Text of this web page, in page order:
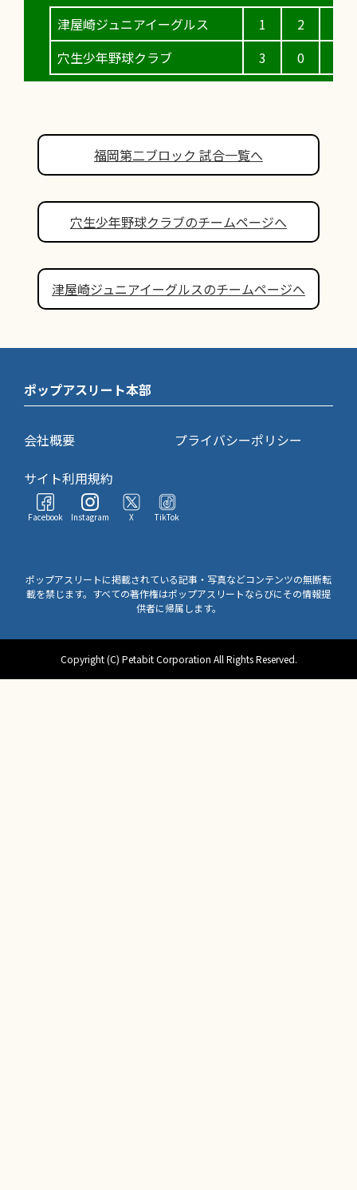
津屋崎ジュニアイーグルス
穴生少年野球クラブ
1
3
2
0
福岡第二ブロック 試合一覧へ
穴生少年野球クラブのチームページへ
津屋崎ジュニアイーグルスのチームページへ
ポップアスリート本部
会社概要
プライバシーポリシー
サイト利用規約
Facebook Instagram X TikTok
ポップアスリートに掲載されている記事・写真などコンテンツの無断転
載を禁じます。すべての著作権はポップアスリートならびにその情報提
供者に帰属します。
Copyright (C) Petabit Corporation All Rights Reserved.